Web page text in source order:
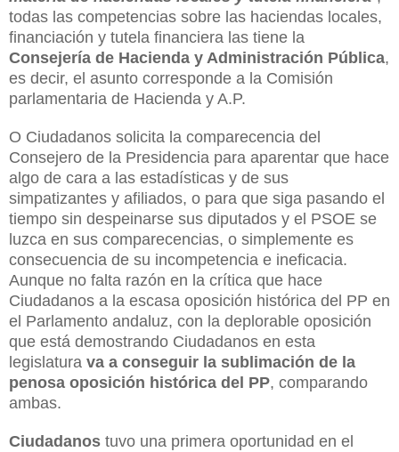
todas las competencias sobre las haciendas locales,
financiación y tutela financiera las tiene la
Consejería de Hacienda y Administración Pública,
es decir, el asunto corresponde a la Comisión
parlamentaria de Hacienda y A.P.
O Ciudadanos solicita la comparecencia del
Consejero de la Presidencia para aparentar que hace
algo de cara a las estadísticas y de sus
simpatizantes y afiliados, o para que siga pasando el
tiempo sin despeinarse sus diputados y el PSOE se
luzca en sus comparecencias, o simplemente es
consecuencia de su incompetencia e ineficacia.
Aunque no falta razón en la crítica que hace
Ciudadanos a la escasa oposición histórica del PP en
el Parlamento andaluz, con la deplorable oposición
que está demostrando Ciudadanos en esta
legislatura va a conseguir la sublimación de la
penosa oposición histórica del PP, comparando
ambas.
Ciudadanos tuvo una primera oportunidad en el